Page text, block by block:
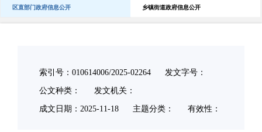
区直部门政府信息公开 乡镇街道政府信息公开
索引号：010614006/2025-02264 发文字号：
公文种类： 发文机关：
成文日期： 2025-11-18 主题分类： 有效性：